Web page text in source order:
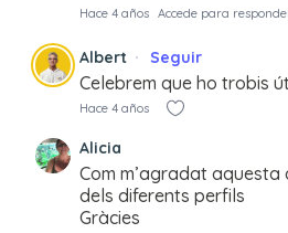
Hace 4 años Accede para
Albert Seguir
Celebrem que ho trobis
Hace 4 años
Alicia
Com m’agradat aquesta
dels diferents perfils
Gràcies